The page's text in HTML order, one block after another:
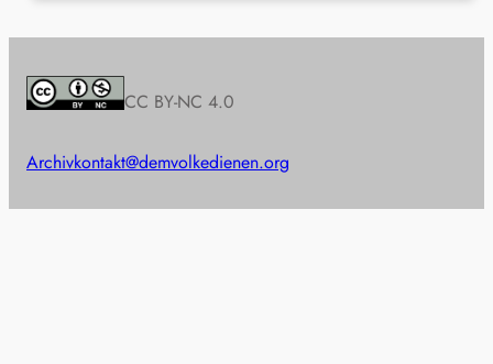
CC BY-NC 4.0
Archivkontakt@demvolkedienen.org